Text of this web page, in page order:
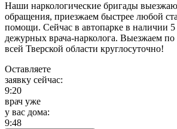
Наши наркологические бригады
обращения, приезжаем быстрее любой
помощи. Сейчас в автопарке в наличии
дежурных врача-нарколога. Выезжаем по
всей Тверской области круглосуточно!
Оставляете
заявку сейчас:
9:20
врач уже
у вас дома:
9:48